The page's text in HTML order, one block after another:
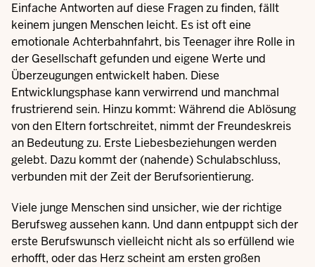
Einfache Antworten auf diese Fragen zu finden, fällt
keinem jungen Menschen leicht. Es ist oft eine
emotionale Achterbahnfahrt, bis Teenager ihre Rolle in
der Gesellschaft gefunden und eigene Werte und
Überzeugungen entwickelt haben. Diese
Entwicklungsphase kann verwirrend und manchmal
frustrierend sein. Hinzu kommt: Während die Ablösung
von den Eltern fortschreitet, nimmt der Freundeskreis
an Bedeutung zu. Erste Liebesbeziehungen werden
gelebt. Dazu kommt der (nahende) Schulabschluss,
verbunden mit der Zeit der Berufsorientierung.
Viele junge Menschen sind unsicher, wie der richtige
Berufsweg aussehen kann. Und dann entpuppt sich der
erste Berufswunsch vielleicht nicht als so erfüllend wie
erhofft, oder das Herz scheint am ersten großen